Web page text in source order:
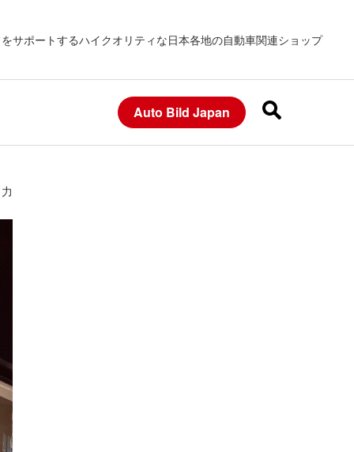
サポートするハイクオリティな日本各地の自動車関連ショップ
Auto Bild Japan